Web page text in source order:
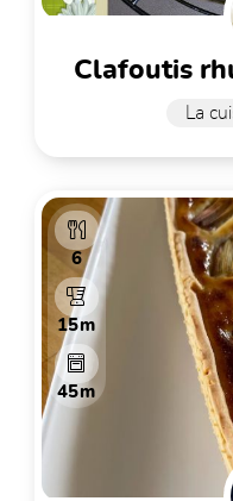
clafoutis
La
6
15m
45m